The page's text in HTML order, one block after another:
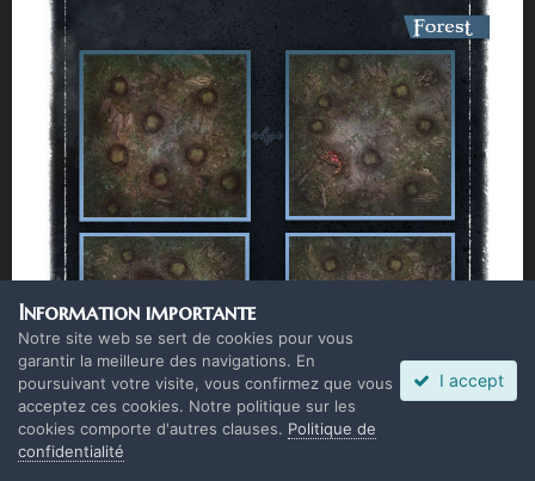
Information importante
Notre site web se sert de cookies pour vous
garantir la meilleure des navigations. En
poursuivant votre visite, vous confirmez que vous
acceptez ces cookies. Notre politique sur les
cookies comporte d'autres clauses. Politique de
confidentialité
I accept